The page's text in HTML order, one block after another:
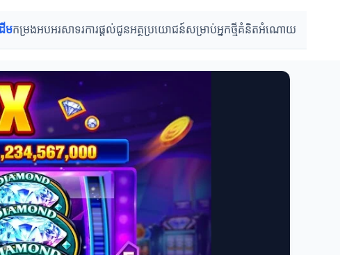
មកម្រងអបអរសាទរការផ្តល់ជូនអត្ថប្រយោជន៍សម្រាប់អ្នកថ្មីគំនិតអំណោយ